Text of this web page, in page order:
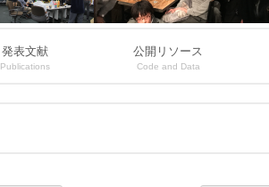
発表文献
Publications
公開リソース
Code and Data